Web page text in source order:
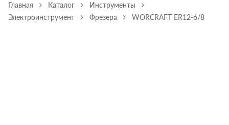
Главная Каталог
Инструменты
Электроинструмент
Фрезера WORCRAFT ER12-6/8